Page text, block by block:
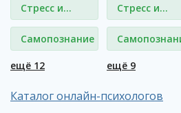
Стресс и
депрессия
Самопознание
ещё 12
Стресс и
депрессия
ещё 9
Каталог онлайн-психологов